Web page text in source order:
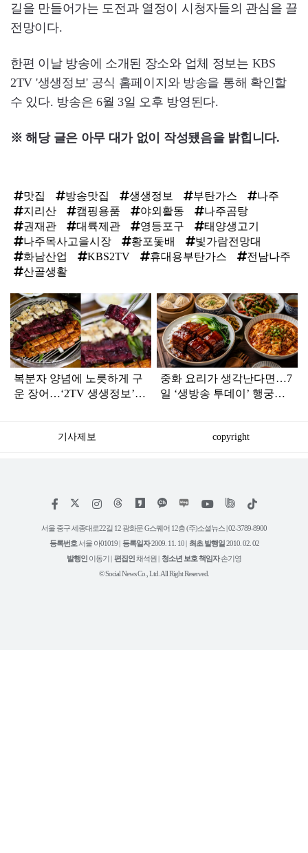
길을 만들어가는 도전과 열정이 시청자들의 관심을 끌
전망이다.
한편 이날 방송에 소개된 장소와 업체 정보는 KBS
2TV '생생정보' 공식 홈페이지와 방송을 통해 확인할
수 있다. 방송은 6월 3일 오후 방영된다.
※ 해당 글은 아무 대가 없이 작성됐음을 밝힙니다.
맛집 방송맛집 생생정보 부탄가스
나주
지리산
캠핑용품 야외활동
나주곰탕
권재관
대륙제관 영등포구
태양생고기
나주목사고을시장
황포돛배
빛가람전망대
화남산업
KBS2TV 휴대용부탄가스
전남나주
산골생활
탑
라
인
복분자 양념에 노릇하게 구
운 장어…‘2TV 생생정보’
중화 요리가 생각난다면…7
일 ‘생방송 투데이’ 행궁동
기사제보 copyright
페
스
인
타
램
위
트
유
튜
틱
서울 중구 세종대로22길 12 광화문 G스퀘어 12층 (주)소셜뉴스 | 02-3789-8900
등록번호 서울 아01019 | 등록일자2009. 11. 10 | 최초 발행일 2010. 02. 02
발행인 이동기 | 편집인 채석원 | 청소년 보호 책임자손기영
© Social News Co., Ltd. All Right Reserved.